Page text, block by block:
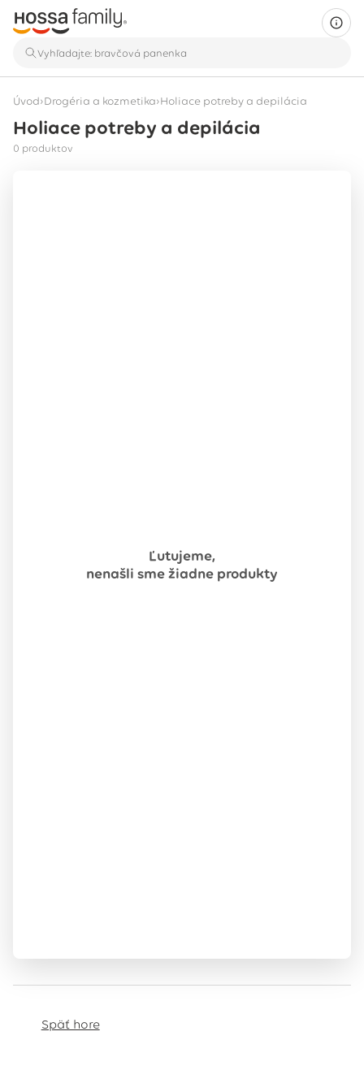
Úvod›Drogéria a kozmetika›Holiace potreby a depilácia
Holiace potreby a depilácia
0 produktov
Ľutujeme,
nenašli sme žiadne produkty
Späť hore